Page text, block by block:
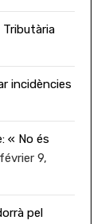
Tributària
incidències
« No és
février 9,
pel